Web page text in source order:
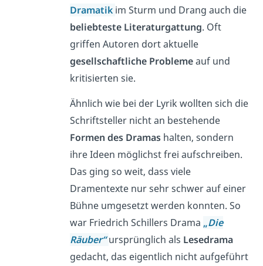
Dramatik im Sturm und Drang auch die
beliebteste Literaturgattung. Oft
griffen Autoren dort aktuelle
gesellschaftliche Problemeauf und
kritisierten sie.
Ähnlich wie bei der Lyrik wollten sich die
Schriftsteller nicht an bestehende
Formen des Dramas halten, sondern
ihre Ideen möglichst frei aufschreiben.
Das ging so weit, dass viele
Dramentexte nur sehr schwer auf einer
Bühne umgesetzt werden konnten. So
war Friedrich Schillers Drama „Die
Räuber“ ursprünglich als Lesedrama
gedacht, das eigentlich nicht aufgeführt